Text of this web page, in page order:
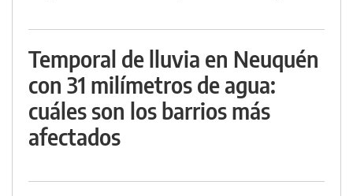
Temporal de lluvia en Neuquén
con 31 milímetros de agua:
cuáles son los barrios más
afectados